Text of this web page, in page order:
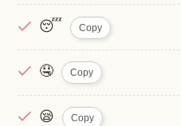
😴 Copy
🤤 Copy
😪 Copy